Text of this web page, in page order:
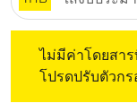
ไม่มีค่าโดยสา
โปรดปรับตัวก